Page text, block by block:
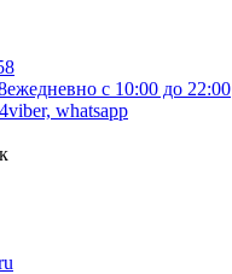
ежедневно с 10:00 до 22:00
viber, whatsapp